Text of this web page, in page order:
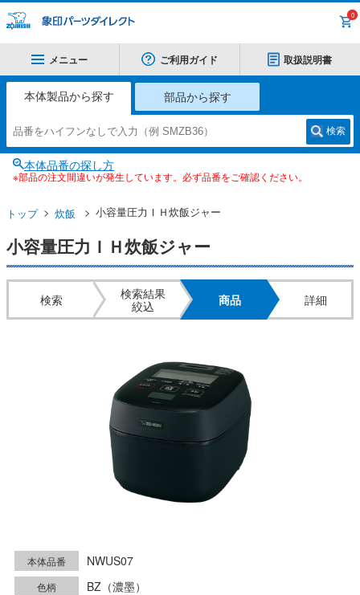
0
メニュー ご利用ガイド 取扱説明書
本体製品から探す 部品から探す
検索
本体品番の探し方
※部品の注文間違いが発生しています。必ず品番をご確認ください。
トップ 炊飯 小容量圧力ＩＨ炊飯ジャー
小容量圧力ＩＨ炊飯ジャー
検索
検索結果
絞込
商品 詳細
本体品番 NWUS07
色柄 BZ（濃墨）